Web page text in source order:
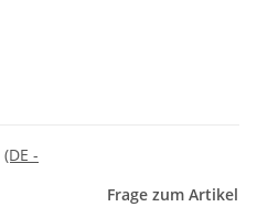
(DE -
Frage zum Artikel